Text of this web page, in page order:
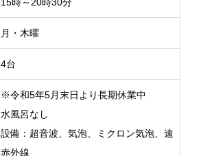
月・木曜
4台
※令和5年5月末日より長期休業中
水風呂なし
設備：超音波、気泡、ミクロン気泡、遠
赤外線